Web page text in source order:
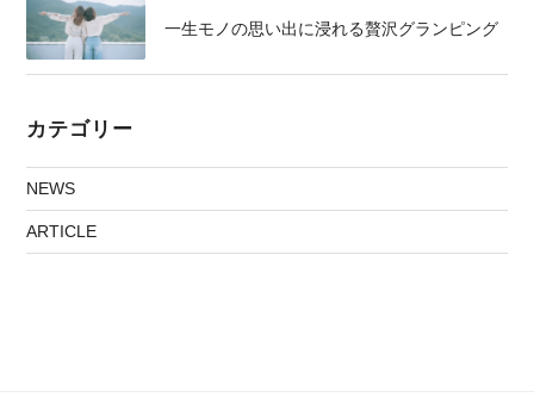
一生モノの思い出に浸れる贅沢グランピング
カテゴリー
NEWS
ARTICLE